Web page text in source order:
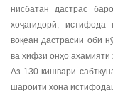
нисбатан дастрас
хоҷагидорӣ,
воқеан дастрасии оби
ва ҳифзи онҳо
Аз 130 кишвари
шароити хона